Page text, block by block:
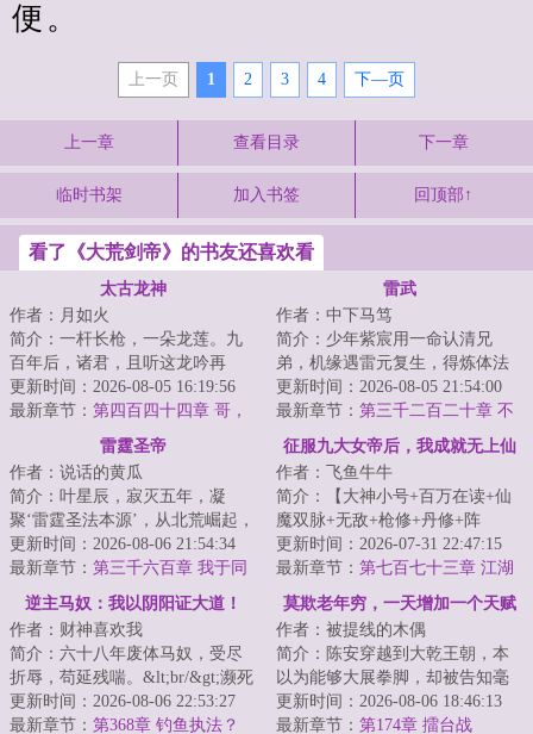
便。
上一页 1 2 3 4 下—页
上一章 查看目录 下一章
临时书架 加入书签 回顶部↑
看了《大荒剑帝》的书友还喜欢看
太古龙神
作者：月如火
简介：一杆长枪，一朵龙莲。九
百年后，诸君，且听这龙吟再
起！...
更新时间：2026-08-05 16:19:56
最新章节： 第四百四十四章 哥，
雷武
作者：中下马笃
简介：少年紫宸用一命认清兄
弟，机缘遇雷元复生，得炼体法
诀，踏上强者之路。雷电淬圣
体，造化铸天途！以...
更新时间：2026-08-05 21:54:00
最新章节： 第三千二百二十章 不
老泉
雷霆圣帝
作者：说话的黄瓜
简介：叶星辰，寂灭五年，凝
聚‘雷霆圣法本源’，从北荒崛起，
探寻身世谜，沐浴天骄血，夺诸
天造化，斩因...
更新时间：2026-08-06 21:54:34
最新章节： 第三千六百章 我于同
代全无敌！
征服九大女帝后，我成就无上仙
帝！
作者：飞鱼牛牛
简介：【大神小号+百万在读+仙
魔双脉+无敌+枪修+丹修+阵
修！】双休？一百次？饶了我
吧！“啊！不要啊，女...
更新时间：2026-07-31 22:47:15
最新章节： 第七百七十三章 江湖
路远，再会
逆主马奴：我以阴阳证大道！
作者：财神喜欢我
简介：六十八年废体马奴，受尽
折辱，苟延残喘。&lt;br/&gt;濒死
绝望之际，觉醒【万嗣天骄系
统】！&lt;br/...
更新时间：2026-08-06 22:53:27
最新章节： 第368章 钓鱼执法？
莫欺老年穷，一天增加一个天赋
点
作者：被提线的木偶
简介：陈安穿越到大乾王朝，本
以为能够大展拳脚，却被告知毫
无武道天赋，六十年来，妻亡子
弃，行将就木。...
更新时间：2026-08-06 18:46:13
最新章节： 第174章 擂台战